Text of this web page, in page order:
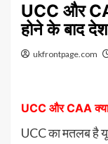
UCC और
होने के बाद
ukfrontpage.com
UCC और CAA
UCC का मतलब है